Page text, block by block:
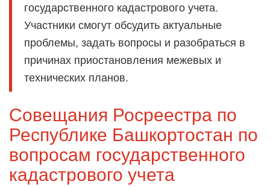
государственного кадастрового учета.
Участники смогут обсудить актуальные
проблемы, задать вопросы и разобраться в
причинах приостановления межевых и
технических планов.
Совещания Росреестра по
Республике Башкортостан по
вопросам государственного
кадастрового учета